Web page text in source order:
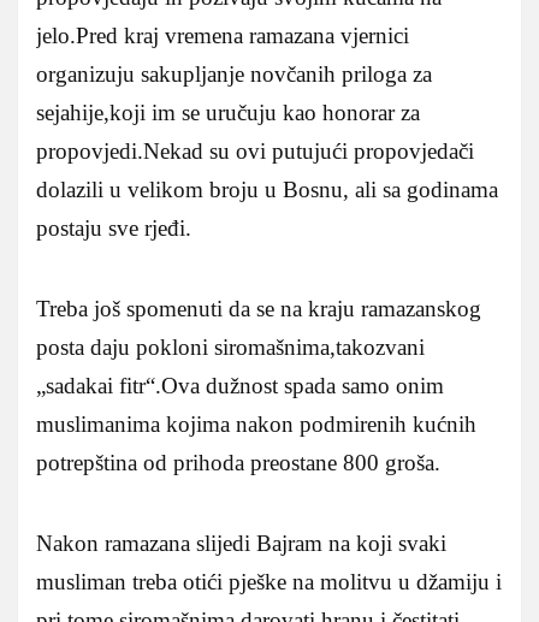
jelo.Pred kraj vremena ramazana vjernici
organizuju sakupljanje novčanih priloga za
sejahije,koji im se uručuju kao honorar za
propovjedi.Nekad su ovi putujući propovjedači
dolazili u velikom broju u Bosnu, ali sa godinama
postaju sve rjeđi.
Treba još spomenuti da se na kraju ramazanskog
posta daju pokloni siromašnima,takozvani
„sadakai fitr“.Ova dužnost spada samo onim
muslimanima kojima nakon podmirenih kućnih
potrepština od prihoda preostane 800 groša.
Nakon ramazana slijedi Bajram na koji svaki
musliman treba otići pješke na molitvu u džamiju i